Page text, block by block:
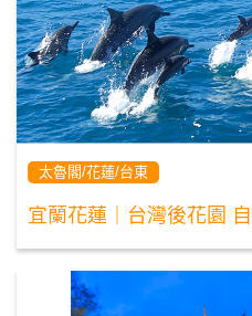
太魯閣/花蓮/台東
宜蘭花蓮｜台灣後花園